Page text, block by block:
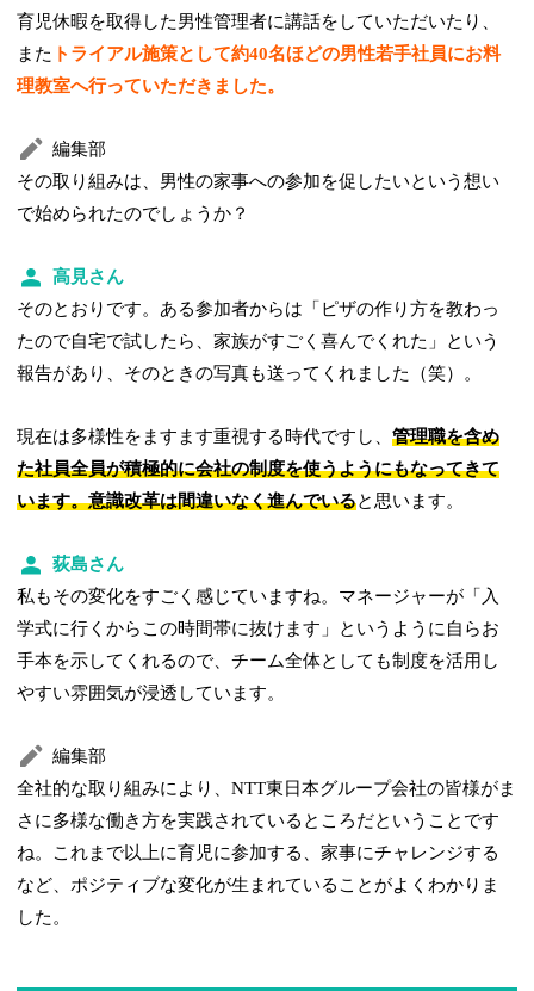
育児休暇を取得した男性管理者に講話をしていただいたり、
また トライアル施策として約40名ほどの男性若手社員にお料
理教室へ行っていただきました。
編集部
その取り組みは、男性の家事への参加を促したいという想い
で始められたのでしょうか？
高見さん
そのとおりです。ある参加者からは「ピザの作り方を教わっ
たので自宅で試したら、家族がすごく喜んでくれた」という
報告があり、そのときの写真も送ってくれました（笑）。
現在は多様性をますます重視する時代ですし、管理職を含め
た社員全員が積極的に会社の制度を使うようにもなってきて
います。意識改革は間違いなく進んでいると思います。
荻島さん
私もその変化をすごく感じていますね。マネージャーが「入
学式に行くからこの時間帯に抜けます」というように自らお
手本を示してくれるので、チーム全体としても制度を活用し
やすい雰囲気が浸透しています。
編集部
全社的な取り組みにより、NTT東日本グループ会社の皆様がま
さに多様な働き方を実践されているところだということです
ね。これまで以上に育児に参加する、家事にチャレンジする
など、ポジティブな変化が生まれていることがよくわかりま
した。